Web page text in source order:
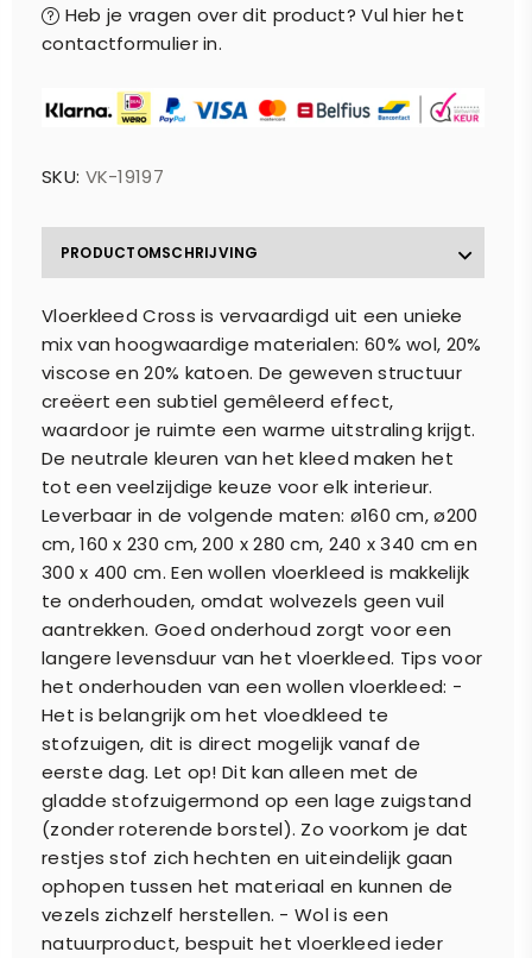
Heb je vragen over dit product? Vul hier het
contactformulier in.
SKU: VK-19197
PRODUCTOMSCHRIJVING
Vloerkleed Cross is vervaardigd uit een unieke
mix van hoogwaardige materialen: 60% wol, 20%
viscose en 20% katoen. De geweven structuur
creëert een subtiel gemêleerd effect,
waardoor je ruimte een warme uitstraling krijgt.
De neutrale kleuren van het kleed maken het
tot een veelzijdige keuze voor elk interieur.
Leverbaar in de volgende maten: ø160 cm, ø200
cm, 160 x 230 cm, 200 x 280 cm, 240 x 340 cm en
300 x 400 cm. Een wollen vloerkleed is makkelijk
te onderhouden, omdat wolvezels geen vuil
aantrekken. Goed onderhoud zorgt voor een
langere levensduur van het vloerkleed. Tips voor
het onderhouden van een wollen vloerkleed: -
Het is belangrijk om het vloedkleed te
stofzuigen, dit is direct mogelijk vanaf de
eerste dag. Let op! Dit kan alleen met de
gladde stofzuigermond op een lage zuigstand
(zonder roterende borstel). Zo voorkom je dat
restjes stof zich hechten en uiteindelijk gaan
ophopen tussen het materiaal en kunnen de
vezels zichzelf herstellen. - Wol is een
natuurproduct, bespuit het vloerkleed ieder